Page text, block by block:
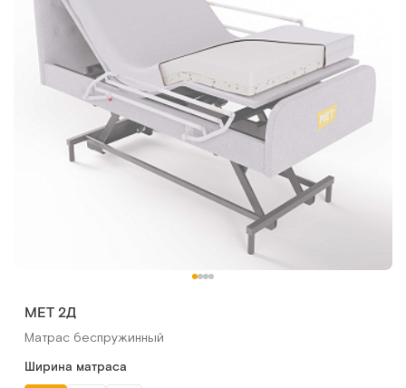
MET 2Д
Матрас беспружинный
Ширина матраса